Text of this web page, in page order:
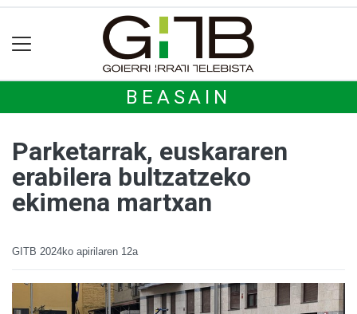
BEASAIN
Parketarrak, euskararen
erabilera bultzatzeko
ekimena martxan
GITB 2024ko apirilaren 12a